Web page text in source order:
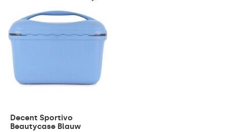
Decent Sportivo
Beautycase Blauw